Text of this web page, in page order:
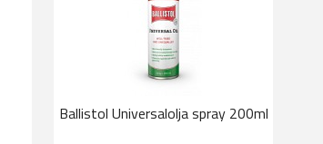
Ballistol Universalolja spray 200ml